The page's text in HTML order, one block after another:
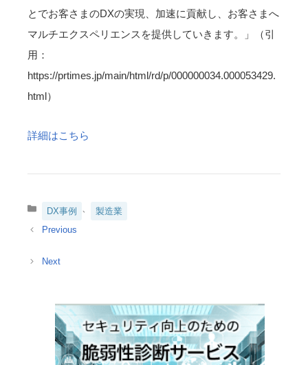
とでお客さまのDXの実現、加速に貢献し、お客さまへ
マルチエクスペリエンスを提供していきます。」（引
用：
https://prtimes.jp/main/html/rd/p/000000034.000053429.
html）
詳細はこちら
カ
ゴ
ー
DX事例 、 製造業